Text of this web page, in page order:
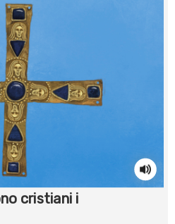
cristiani i